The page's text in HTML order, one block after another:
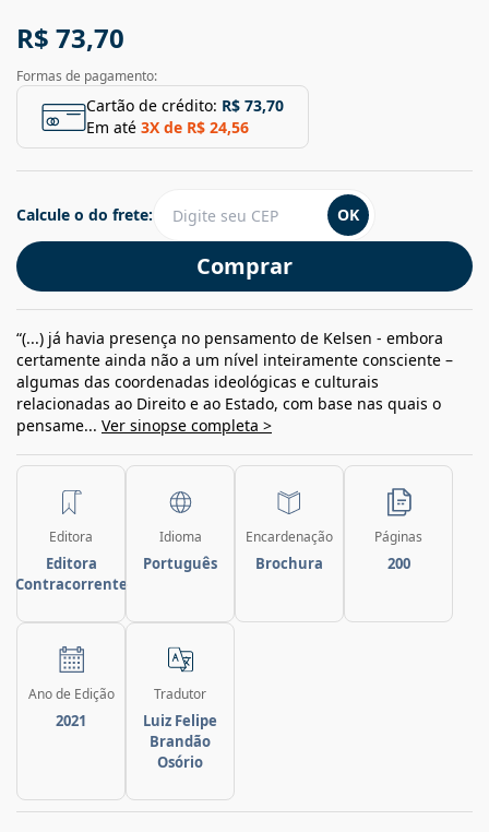
R$ 73,70
Formas de pagamento:
Cartão de crédito: R$ 73,70
Em até 3X de R$ 24,56
Comprar
Calcule o do frete: OK
“(...) já havia presença no pensamento de Kelsen - embora
certamente ainda não a um nível inteiramente consciente –
algumas das coordenadas ideológicas e culturais
relacionadas ao Direito e ao Estado, com base nas quais o
pensame... Ver sinopse completa >
Editora
Editora
Contracorrente
Idioma
Português
Encardenação
Brochura
Páginas
200
Ano de Edição
2021
Tradutor
Luiz Felipe
Brandão
Osório